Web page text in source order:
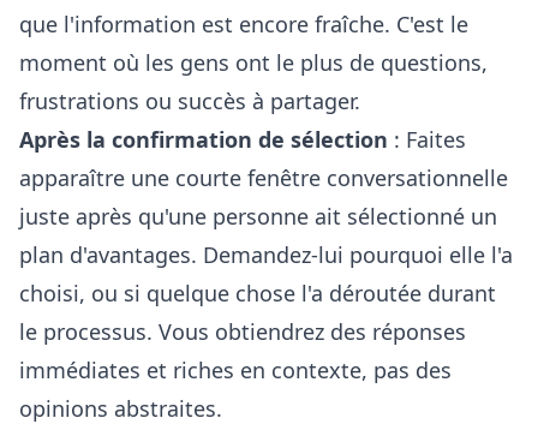
que l'information est encore fraîche. C'est le
moment où les gens ont le plus de questions,
frustrations ou succès à partager.
Après la confirmation de sélection : Faites
apparaître une courte fenêtre conversationnelle
juste après qu'une personne ait sélectionné un
plan d'avantages. Demandez-lui pourquoi elle l'a
choisi, ou si quelque chose l'a déroutée durant
le processus. Vous obtiendrez des réponses
immédiates et riches en contexte, pas des
opinions abstraites.